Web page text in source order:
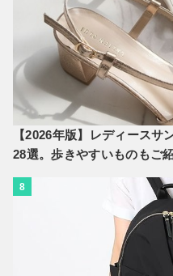
【2026年版】レディースサ
28選。歩きやすいものもご
8